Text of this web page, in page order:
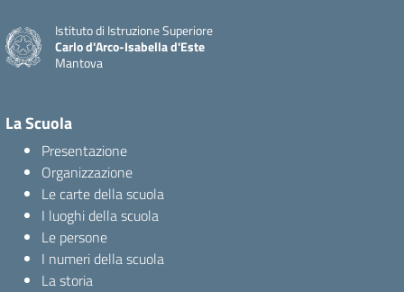
Istituto di Istruzione Superiore
Carlo d'Arco-Isabella d'Este
Mantova
La Scuola
Presentazione
Organizzazione
Le carte della scuola
I luoghi della scuola
Le persone
I numeri della scuola
La storia